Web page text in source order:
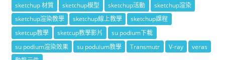
sketchup 材質
sketchup模型 sketchup活動
sketchup渲染
sketchup渲染教學
sketchup線上教學
sketchup課程
sketcup教學
sketcup教學影片
su podium下載
su podium渲染效果
su poduium教學 Transmutr V-ray
veras